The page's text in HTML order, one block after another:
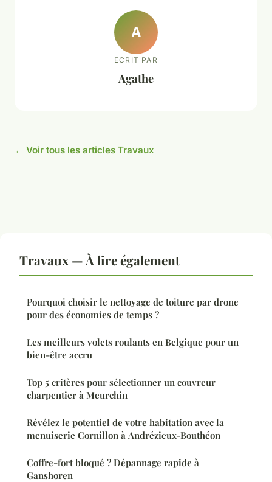
A
ECRIT PAR
Agathe
← Voir tous les articles Travaux
Travaux — À lire également
Pourquoi choisir le nettoyage de toiture par drone
pour des économies de temps ?
Les meilleurs volets roulants en Belgique pour un
bien-être accru
Top 5 critères pour sélectionner un couvreur
charpentier à Meurchin
Révélez le potentiel de votre habitation avec la
menuiserie Cornillon à Andrézieux-Bouthéon
Coffre-fort bloqué ? Dépannage rapide à
Ganshoren